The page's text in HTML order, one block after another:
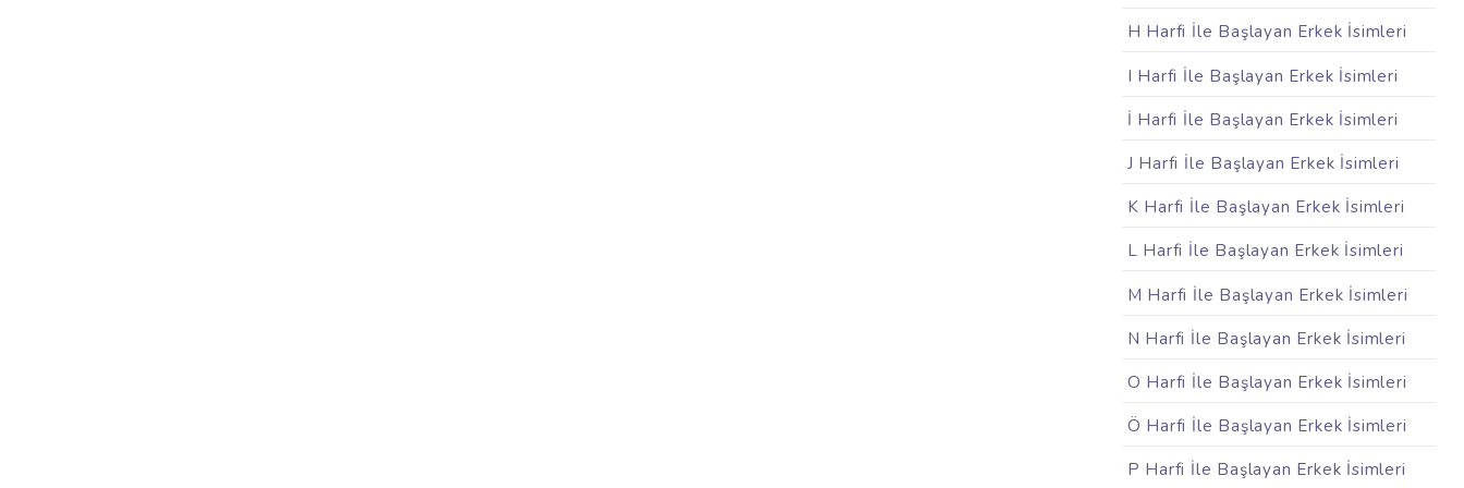
H Harfi İle Başlayan Erkek İsimleri
I Harfi İle Başlayan Erkek İsimleri
İ Harfi İle Başlayan Erkek İsimleri
J Harfi İle Başlayan Erkek İsimleri
K Harfi İle Başlayan Erkek İsimleri
L Harfi İle Başlayan Erkek İsimleri
M Harfi İle Başlayan Erkek İsimleri
N Harfi İle Başlayan Erkek İsimleri
O Harfi İle Başlayan Erkek İsimleri
Ö Harfi İle Başlayan Erkek İsimleri
P Harfi İle Başlayan Erkek İsimleri